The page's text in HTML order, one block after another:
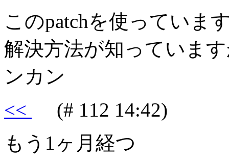
このpatchを使っていま
解決方法が知っていま
ンカン
<<
(# 112 14:42)
もう1ヶ月経つ